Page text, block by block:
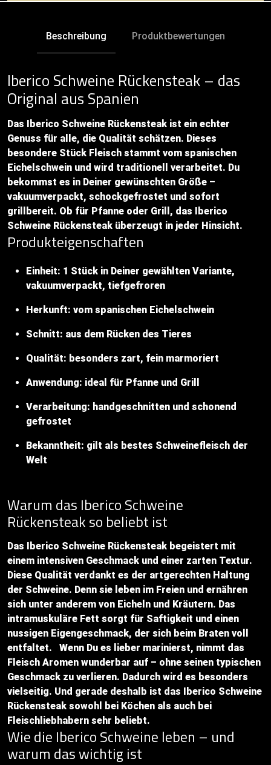
Beschreibung Produktbewertungen
Iberico Schweine Rückensteak – das
Original aus Spanien
Das Iberico Schweine Rückensteak ist ein echter
Genuss für alle, die Qualität schätzen. Dieses
besondere Stück Fleisch stammt vom spanischen
Eichelschwein und wird traditionell verarbeitet. Du
bekommst es in Deiner gewünschten Größe –
vakuumverpackt, schockgefrostet und sofort
grillbereit. Ob für Pfanne oder Grill, das Iberico
Schweine Rückensteak überzeugt in jeder Hinsicht.
Produkteigenschaften
Einheit: 1 Stück in Deiner gewählten Variante,
vakuumverpackt, tiefgefroren
Herkunft: vom spanischen Eichelschwein
Schnitt: aus dem Rücken des Tieres
Qualität: besonders zart, fein marmoriert
Anwendung: ideal für Pfanne und Grill
Verarbeitung: handgeschnitten und schonend
gefrostet
Bekanntheit: gilt als bestes Schweinefleisch der
Welt
Warum das Iberico Schweine
Rückensteak so beliebt ist
Das Iberico Schweine Rückensteak begeistert mit
einem intensiven Geschmack und einer zarten Textur.
Diese Qualität verdankt es der artgerechten Haltung
der Schweine. Denn sie leben im Freien und ernähren
sich unter anderem von Eicheln und Kräutern. Das
intramuskuläre Fett sorgt für Saftigkeit und einen
nussigen Eigengeschmack, der sich beim Braten voll
entfaltet. Wenn Du es lieber marinierst, nimmt das
Fleisch Aromen wunderbar auf – ohne seinen typischen
Geschmack zu verlieren. Dadurch wird es besonders
vielseitig. Und gerade deshalb ist das Iberico Schweine
Rückensteak sowohl bei Köchen als auch bei
Fleischliebhabern sehr beliebt.
Wie die Iberico Schweine leben – und
warum das wichtig ist